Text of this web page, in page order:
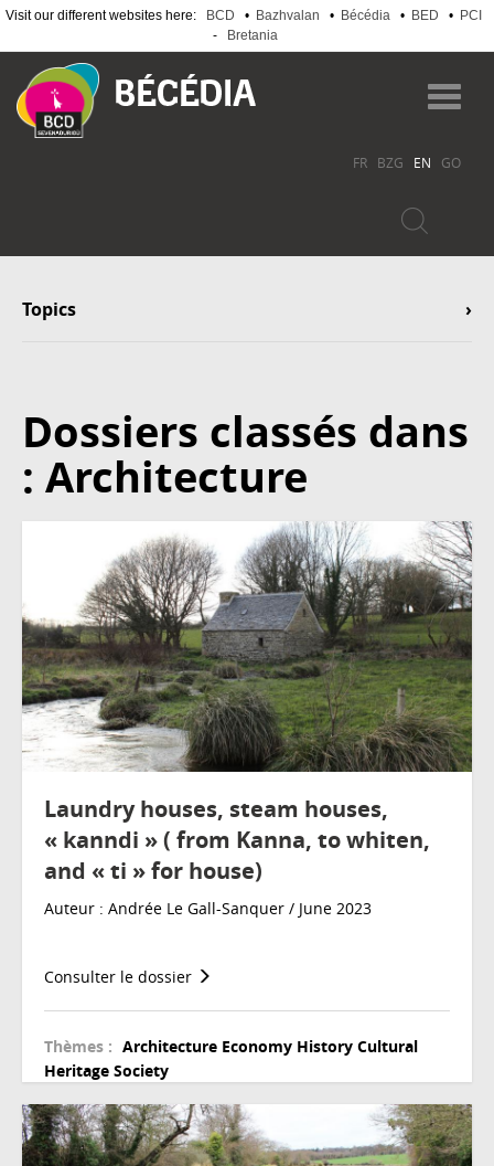
Visit our different websites here: BCD • Bazhvalan • Bécédia • BED • PCI
-
Bretania
main
content
FR BZG EN GO
Topics
Dossiers classés dans
: Architecture
Laundry houses, steam houses,
« kanndi » ( from Kanna, to whiten,
and « ti » for house)
Auteur : Andrée Le Gall-Sanquer / June 2023
Consulter le dossier
Thèmes : Architecture Economy History Cultural
Heritage Society